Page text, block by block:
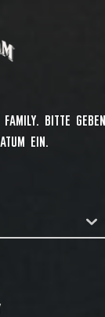
BITTE GEBEN
EIN.